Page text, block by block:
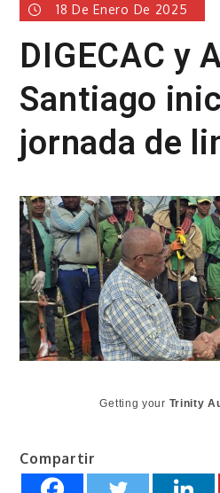
18 De Enero De 2025
DIGECAC y
Santiago
jornada de
Getting your Trinity
Compartir